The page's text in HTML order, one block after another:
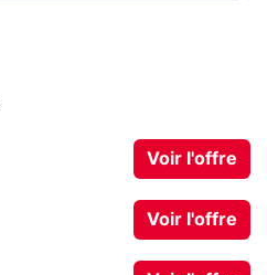
Voir l'offre
Voir l'offre